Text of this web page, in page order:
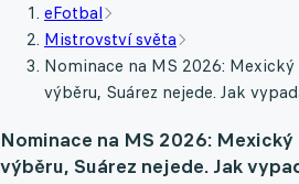
eFotbal
Mistrovství světa
Nominace na MS 2026:
výběru, Suárez nejede. Jak
Nominace na MS 2026:
výběru, Suárez nejede. Jak